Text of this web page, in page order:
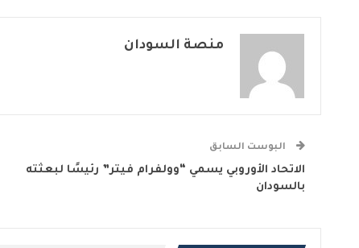
منصة السودان
البوست السابق
الاتحاد الأوروبي يسمي “وولفرام فيتر” رئيسًا لبعثته
بالسودان